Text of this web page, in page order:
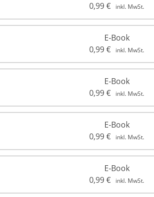
0,99€ inkl. MwSt.
E-Book
0,99€ inkl. MwSt.
E-Book
0,99€ inkl. MwSt.
E-Book
0,99€ inkl. MwSt.
E-Book
0,99€ inkl. MwSt.